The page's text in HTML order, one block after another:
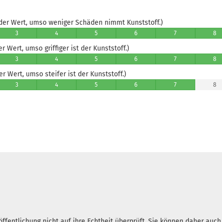
Wert, umso weniger Schäden nimmt Kunststoff.)
3 4 5 6 7 8
Wert, umso griffiger ist der Kunststoff.)
3 4 5 6 7 8
Wert, umso steifer ist der Kunststoff.)
3 4 5 6 7 8